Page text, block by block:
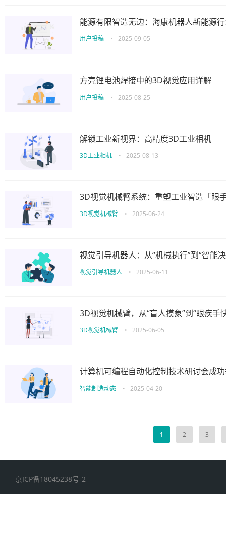
能源有限智造无边：海康机器人新能源
用户投稿 • 2025-09-05
方壳锂电池焊接中的3D视觉应用详解
用户投稿 • 2025-08-25
解锁工业新视界：高精度3D工业相机
3D工业相机 • 2025-08-13
3D视觉机械臂系统：重塑工业智造「眼
3D视觉机械臂 • 2025-06-24
视觉引导机器人：从“机械执行”到“智能
视觉引导机器人 • 2025-06-11
3D视觉机械臂，从“盲人摸象”到“眼疾
3D视觉机械臂 • 2025-06-05
计算机可编程自动化控制技术研讨会成
智能制造动态 • 2025-04-20
1 2 3
京ICP备18045238号-2